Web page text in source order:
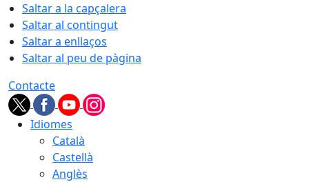
Saltar a la capçalera
Saltar al contingut
Saltar a enllaços
Saltar al peu de pàgina
Contacte
Idiomes
Català
Castellà
Anglès